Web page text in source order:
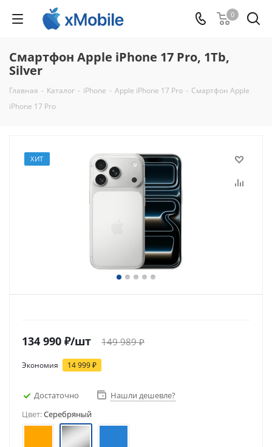
0
Смартфон Apple iPhone 17 Pro, 1Tb,
Silver
Главная - Каталог - iPhone - Apple iPhone 17 Pro - Смартфон Apple
iPhone 17 Pro
ХИТ
134 990 ₽/шт 149 989₽
Экономия 14 999₽
Достаточно
Нашли дешевле?
Цвет:Серебряный